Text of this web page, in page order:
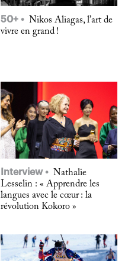
50+
Nikos Aliagas, l’art de
vivre en grand !
Interview
Nathalie
Lesselin : « Apprendre les
langues avec le cœur : la
révolution Kokoro »